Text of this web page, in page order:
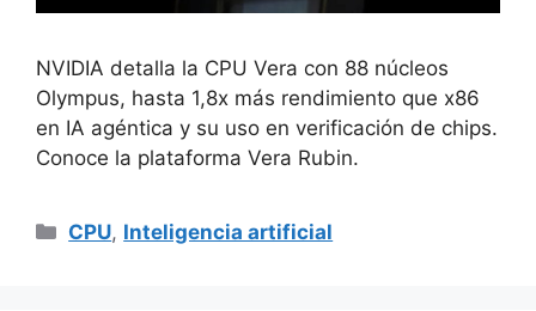
NVIDIA detalla la CPU Vera con 88 núcleos
Olympus, hasta 1,8x más rendimiento que x86
en IA agéntica y su uso en verificación de chips.
Conoce la plataforma Vera Rubin.
Categorías
CPU, Inteligencia artificial